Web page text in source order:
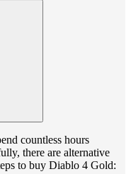
countless hours
there are alternative
to buy Diablo 4 Gold: